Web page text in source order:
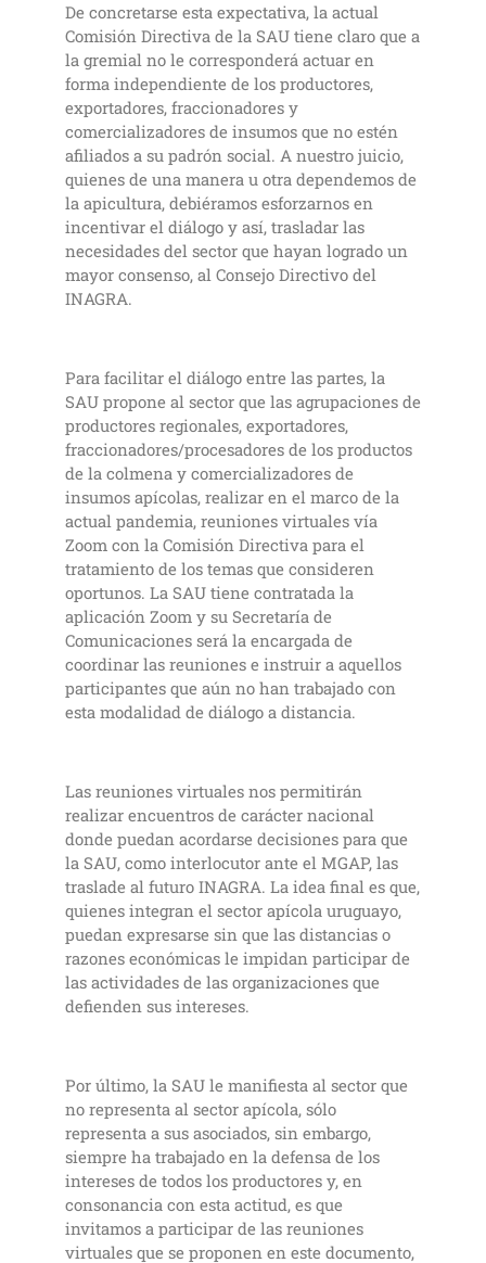
De concretarse esta expectativa, la actual
Comisión Directiva de la SAU tiene claro que a
la gremial no le corresponderá actuar en
forma independiente de los productores,
exportadores, fraccionadores y
comercializadores de insumos que no estén
afiliados a su padrón social. A nuestro juicio,
quienes de una manera u otra dependemos de
la apicultura, debiéramos esforzarnos en
incentivar el diálogo y así, trasladar las
necesidades del sector que hayan logrado un
mayor consenso, al Consejo Directivo del
INAGRA.
Para facilitar el diálogo entre las partes, la
SAU propone al sector que las agrupaciones de
productores regionales, exportadores,
fraccionadores/procesadores de los productos
de la colmena y comercializadores de
insumos apícolas, realizar en el marco de la
actual pandemia, reuniones virtuales vía
Zoom con la Comisión Directiva para el
tratamiento de los temas que consideren
oportunos. La SAU tiene contratada la
aplicación Zoom y su Secretaría de
Comunicaciones será la encargada de
coordinar las reuniones e instruir a aquellos
participantes que aún no han trabajado con
esta modalidad de diálogo a distancia.
Las reuniones virtuales nos permitirán
realizar encuentros de carácter nacional
donde puedan acordarse decisiones para que
la SAU, como interlocutor ante el MGAP, las
traslade al futuro INAGRA. La idea final es que,
quienes integran el sector apícola uruguayo,
puedan expresarse sin que las distancias o
razones económicas le impidan participar de
las actividades de las organizaciones que
defienden sus intereses.
Por último, la SAU le manifiesta al sector que
no representa al sector apícola, sólo
representa a sus asociados, sin embargo,
siempre ha trabajado en la defensa de los
intereses de todos los productores y, en
consonancia con esta actitud, es que
invitamos a participar de las reuniones
virtuales que se proponen en este documento,